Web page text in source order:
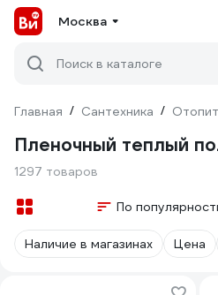
Москва
Поиск в каталоге
Главная / Сантехника /
Пленочный теплый
1297 товаров
По
Наличие в магазинах Цена